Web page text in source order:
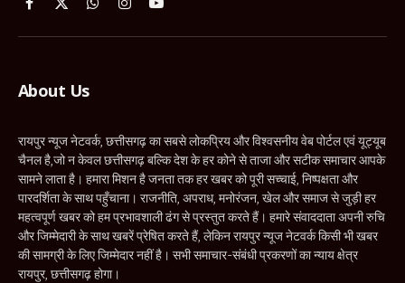
Facebook
X
WhatsApp
InstagramYouTube
About Us
रायपुर न्यूज नेटवर्क, छत्तीसगढ़ का सबसे लोकप्रिय और विश्वसनीय वेब पोर्टल एवं यूट्यूब
चैनल है,जो न केवल छत्तीसगढ़ बल्कि देश के हर कोने से ताजा और सटीक समाचार आपके
सामने लाता है। हमारा मिशन है जनता तक हर खबर को पूरी सच्चाई, निष्पक्षता और
पारदर्शिता के साथ पहुँचाना। राजनीति, अपराध, मनोरंजन, खेल और समाज से जुड़ी हर
महत्वपूर्ण खबर को हम प्रभावशाली ढंग से प्रस्तुत करते हैं। हमारे संवाददाता अपनी रुचि
और जिम्मेदारी के साथ खबरें प्रेषित करते हैं, लेकिन रायपुर न्यूज नेटवर्क किसी भी खबर
की सामग्री के लिए जिम्मेदार नहीं है। सभी समाचार-संबंधी प्रकरणों का न्याय क्षेत्र
रायपुर, छत्तीसगढ़ होगा।